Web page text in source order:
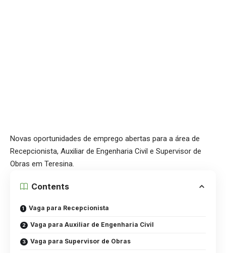
Novas oportunidades de emprego abertas para a área de
Recepcionista, Auxiliar de Engenharia Civil e Supervisor de
Obras em Teresina.
Contents
Vaga para Recepcionista
Vaga para Auxiliar de Engenharia Civil
Vaga para Supervisor de Obras